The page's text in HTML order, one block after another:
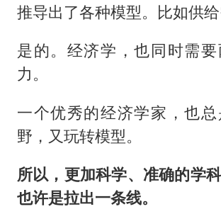
推导出了各种模型。比如供给
是的。经济学，也同时需
力。
一个优秀的经济学家，也
野，又玩转模型。
所以，更加科学、准确的学
也许是拉出一条线。